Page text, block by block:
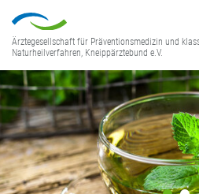
Ärztegesellschaft für Präventionsmedizin und
Naturheilverfahren, Kneippärztebund e.V.